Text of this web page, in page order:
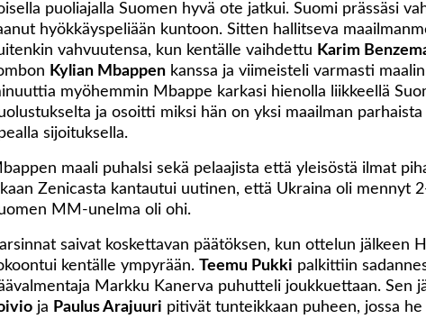
puoliajalla Suomen hyvä ote jatkui. Suomi prässäsi
hyökkäyspeliään kuntoon. Sitten hallitseva
vahvuutensa, kun kentälle vaihdettu Karim
Kylian Mbappen kanssa ja viimeisteli varmasti
myöhemmin Mbappe karkasi hienolla liikkeellä
ja osoitti miksi hän on yksi maailman parhaista
sijoituksella.
maali puhalsi sekä pelaajista että yleisöstä ilmat
Zenicasta kantautui uutinen, että Ukraina oli mennyt
MM-unelma oli ohi.
saivat koskettavan päätöksen, kun ottelun jälkeen
kentälle ympyrään.
Teemu Pukki palkittiin
Markku Kanerva puhutteli joukkuettaan. Sen
ja Paulus Arajuuri pitivät tunteikkaan puheen, jossa